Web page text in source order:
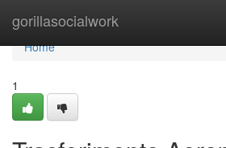
gorillasocialwork
Home
Home
1